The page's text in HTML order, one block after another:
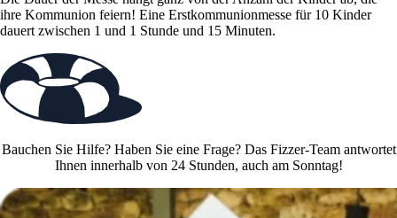
ihre Kommunion feiern! Eine Erstkommunionmesse für 10 Kinder
dauert zwischen 1 und 1 Stunde und 15 Minuten.
Bauchen Sie Hilfe? Haben Sie eine Frage? Das Fizzer-Team antwortet
Ihnen innerhalb von 24 Stunden, auch am Sonntag!